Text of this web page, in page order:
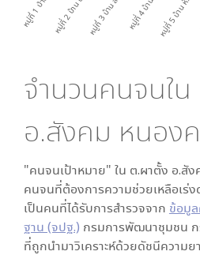
จำนวนคนจนใน
อ.สังคม หนอง
"คนจนเป้าหมาย" ใน ต.ผาตั้ง อ.สั
คนจนที่ต้องการความช่วยเหลือเร่ง
เป็นคนที่ได้รับการสำรวจจาก ข้อมู
ฐาน (จปฐ.) กรมการพัฒนาชุมชน ก
ที่ถูกนำมาวิเคราะห์ด้วยดัชนีความ